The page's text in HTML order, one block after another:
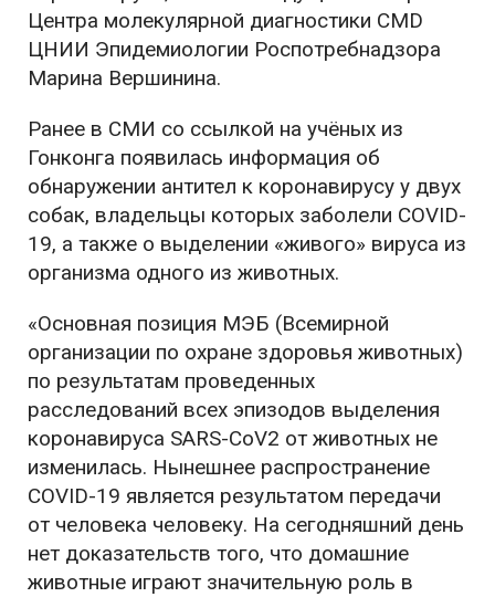
Центра молекулярной диагностики CMD
ЦНИИ Эпидемиологии Роспотребнадзора
Марина Вершинина.
Ранее в СМИ со ссылкой на учёных из
Гонконга появилась информация об
обнаружении антител к коронавирусу у двух
собак, владельцы которых заболели COVID-
19, а также о выделении «живого» вируса из
организма одного из животных.
«Основная позиция МЭБ (Всемирной
организации по охране здоровья животных)
по результатам проведенных
расследований всех эпизодов выделения
коронавируса SARS-CoV2 от животных не
изменилась. Нынешнее распространение
COVID-19 является результатом передачи
от человека человеку. На сегодняшний день
нет доказательств того, что домашние
животные играют значительную роль в